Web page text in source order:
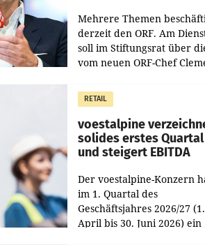
Mehrere Themen
derzeit den ORF. Am
soll im Stiftungsrat über
vom neuen ORF-Chef
Besetzungen für die
Direktionen abgestimmt
werden.
RETAIL
voestalpine
solides erstes Quartal
und steigert EBITDA
Der voestalpine-Konzern
im 1. Quartal des
Geschäftsjahres 2026/27 (1.
April bis 30. Juni 2026) ein